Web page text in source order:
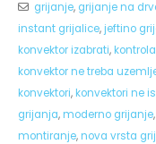
grijanje, grijanje na
instant grijalice,jeftino
konvektor izabrati,
konvektor ne treba
konvektori,konvektori ne
grijanja,moderno grijanje,
montiranje,nova vrsta